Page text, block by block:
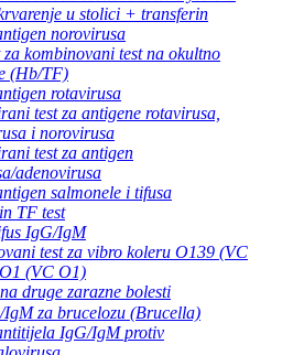
u stolici + transferin
norovirusa
kombinovani test na okultno
(Hb/TF)
rotavirusa
test za antigene rotavirusa,
i norovirusa
test za antigen
adenovirusa
salmonele i tifusa
TF test
IgG/IgM
test za vibro koleru O139 (VC
(VC O1)
druge zarazne bolesti
IgM za brucelozu (Brucella)
IgG/IgM protiv